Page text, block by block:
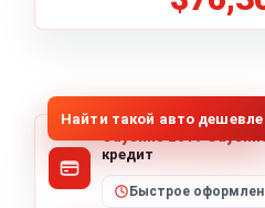
Найти такой авто дешевле
Cayenne 2019
кредит
Быстрое